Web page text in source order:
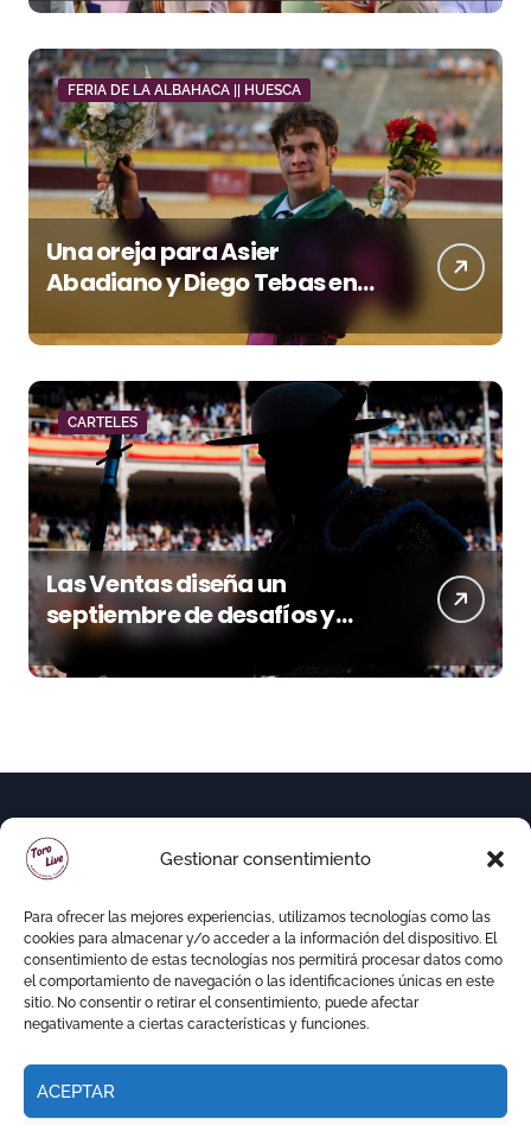
Gestionar consentimiento
Para ofrecer las mejores experiencias, utilizamos tecnologías como las
cookies para almacenar y/o acceder a la información del dispositivo. El
consentimiento de estas tecnologías nos permitirá procesar datos como
el comportamiento de navegación o las identificaciones únicas en este
sitio. No consentir o retirar el consentimiento, puede afectar
negativamente a ciertas características y funciones.
ACEPTAR
FERIA DE LA ALBAHACA || HUESCA
Una oreja para Asier
Abadiano y Diego Tebas en
una apertura de la Albahaca
marcada por el buen juego
de Los Maños
CARTELES
Las Ventas diseña un
septiembre de desafíos y
variedad ganadera